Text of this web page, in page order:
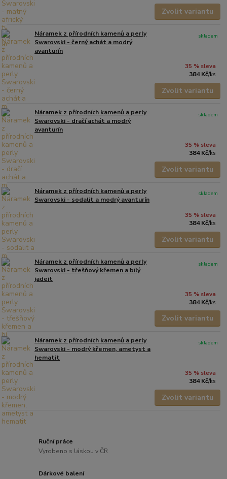
Zvolit variantu
Náramek z přírodních kamenů a perly
Swarovski - černý achát a modrý
avanturín
35 % sleva
384 Kč/ks
skladem
Zvolit variantu
Náramek z přírodních kamenů a perly
Swarovski - dračí achát a modrý
avanturín
35 % sleva
384 Kč/ks
skladem
Zvolit variantu
Náramek z přírodních kamenů a perly
Swarovski - sodalit a modrý avanturín
35 % sleva
384 Kč/ks
skladem
Zvolit variantu
Náramek z přírodních kamenů a perly
Swarovski - třešňový křemen a bílý
jadeit
35 % sleva
384 Kč/ks
skladem
Zvolit variantu
Náramek z přírodních kamenů a perly
Swarovski - modrý křemen, ametyst a
hematit
35 % sleva
384 Kč/ks
skladem
Zvolit variantu
Ruční práce
Vyrobeno s láskou v ČR
Dárkové balení